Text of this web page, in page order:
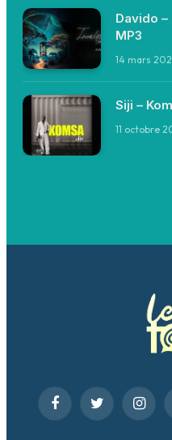
Davido
MP3
14 mars
Siji –
11 octobre
FacebookTwitter